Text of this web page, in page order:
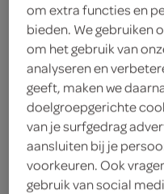
ingrediënten
4 takjes verse tijm
100 gram zachte
1 eetlepel verse tijm
om extra functies en
bieden. We gebruiken
om het gebruik van
analyseren en
geeft, maken we
doelgroepgerichte
van je surfgedrag
aansluiten bij je
voorkeuren. Ook
gebruik van social